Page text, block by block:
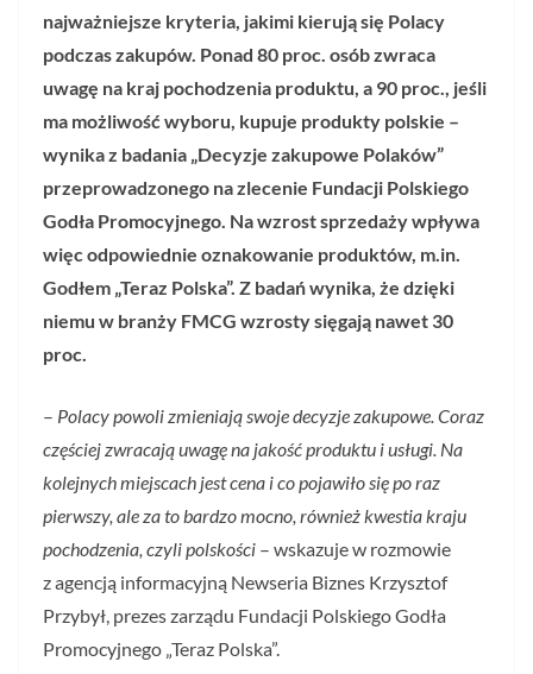
najważniejsze kryteria, jakimi kierują się Polacy
podczas zakupów. Ponad 80 proc. osób zwraca
uwagę na kraj pochodzenia produktu, a 90 proc., jeśli
ma możliwość wyboru, kupuje produkty polskie –
wynika z badania „Decyzje zakupowe Polaków”
przeprowadzonego na zlecenie Fundacji Polskiego
Godła Promocyjnego. Na wzrost sprzedaży wpływa
więc odpowiednie oznakowanie produktów, m.in.
Godłem „Teraz Polska”. Z badań wynika, że dzięki
niemu w branży FMCG wzrosty sięgają nawet 30
proc.
– Polacy powoli zmieniają swoje decyzje zakupowe. Coraz
częściej zwracają uwagę na jakość produktu i usługi. Na
kolejnych miejscach jest cena i co pojawiło się po raz
pierwszy, ale za to bardzo mocno, również kwestia kraju
pochodzenia, czyli polskości – wskazuje w rozmowie
z agencją informacyjną Newseria Biznes Krzysztof
Przybył, prezes zarządu Fundacji Polskiego Godła
Promocyjnego „Teraz Polska”.